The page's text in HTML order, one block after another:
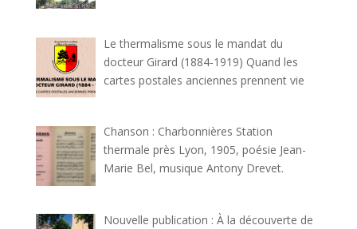
Le thermalisme sous le mandat du
docteur Girard (1884-1919) Quand les
cartes postales anciennes prennent vie
Chanson : Charbonnières Station
thermale près Lyon, 1905, poésie Jean-
Marie Bel, musique Antony Drevet.
Nouvelle publication : À la découverte de